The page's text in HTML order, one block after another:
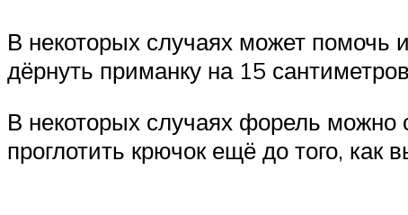
В некоторых случаях может
дёрнуть приманку на 15
В некоторых случаях форель
проглотить крючок ещё до того, как